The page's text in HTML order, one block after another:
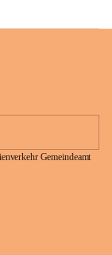
Gemeindeamt